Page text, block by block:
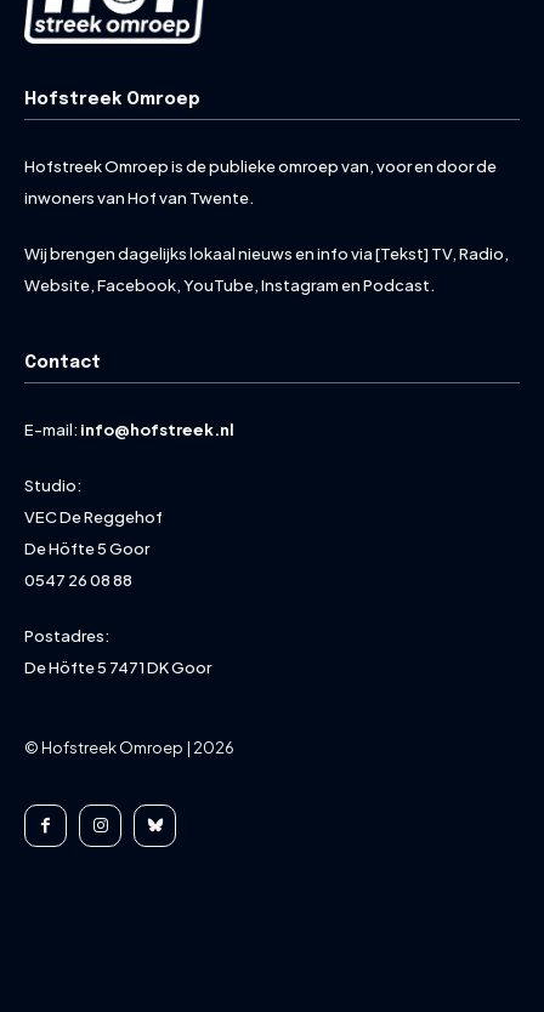
Hofstreek Omroep
Hofstreek Omroep is de publieke omroep van, voor en door de
inwoners van Hof van Twente.
Wij brengen dagelijks lokaal nieuws en info via [Tekst] TV, Radio,
Website, Facebook, YouTube, Instagram en Podcast.
Contact
E-mail: info@hofstreek.nl
Studio:
VEC De Reggehof
De Höfte 5 Goor
0547 26 08 88
Postadres:
De Höfte 5 7471 DK Goor
© Hofstreek Omroep | 2026